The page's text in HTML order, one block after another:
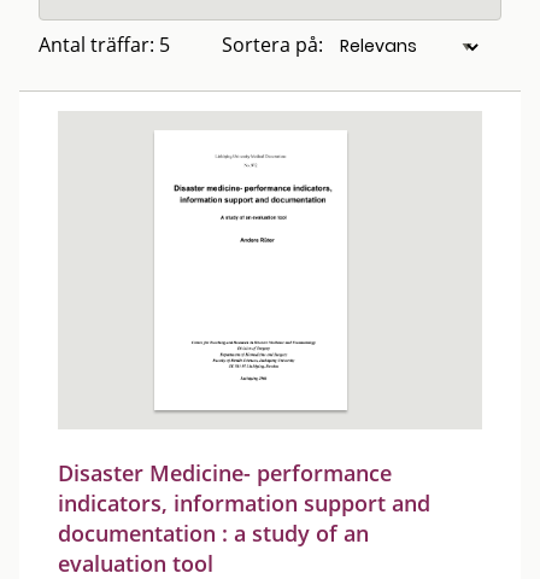
Antal träffar: 5 Sortera på:
Disaster Medicine- performance
indicators, information support and
documentation : a study of an
evaluation tool